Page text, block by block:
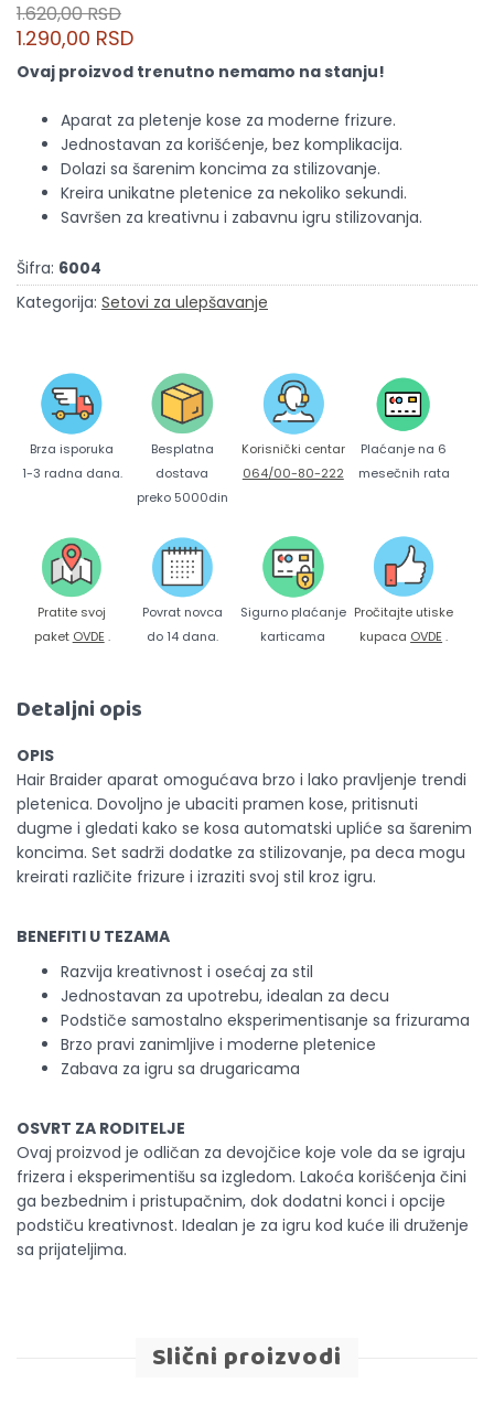
1.620,00 RSD
1.290,00 RSD
Ovaj proizvod trenutno nemamo na stanju!
Aparat za pletenje kose za moderne frizure.
Jednostavan za korišćenje, bez komplikacija.
Dolazi sa šarenim koncima za stilizovanje.
Kreira unikatne pletenice za nekoliko sekundi.
Savršen za kreativnu i zabavnu igru stilizovanja.
Šifra: 6004
Kategorija: Setovi za ulepšavanje
Brza isporuka
1-3 radna dana.
Besplatna
dostava
preko 5000din
Korisnički centar
064/00-80-222
Plaćanje na 6
mesečnih rata
Pratite svoj
paket OVDE .
Povrat novca
do 14 dana.
Sigurno plaćanje
karticama
Pročitajte utiske
kupaca OVDE .
Detaljni opis
OPIS
Hair Braider aparat omogućava brzo i lako pravljenje trendi
pletenica. Dovoljno je ubaciti pramen kose, pritisnuti
dugme i gledati kako se kosa automatski upliće sa šarenim
koncima. Set sadrži dodatke za stilizovanje, pa deca mogu
kreirati različite frizure i izraziti svoj stil kroz igru.
BENEFITI U TEZAMA
Razvija kreativnost i osećaj za stil
Jednostavan za upotrebu, idealan za decu
Podstiče samostalno eksperimentisanje sa frizurama
Brzo pravi zanimljive i moderne pletenice
Zabava za igru sa drugaricama
OSVRT ZA RODITELJE
Ovaj proizvod je odličan za devojčice koje vole da se igraju
frizera i eksperimentišu sa izgledom. Lakoća korišćenja čini
ga bezbednim i pristupačnim, dok dodatni konci i opcije
podstiču kreativnost. Idealan je za igru kod kuće ili druženje
sa prijateljima.
Slični proizvodi